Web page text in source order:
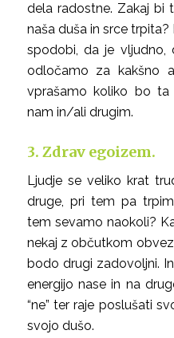
dela radostne. Zakaj bi
naša duša in srce
spodobi, da je vljudno,
odločamo za kakšno
vprašamo koliko bo ta
nam in/ali drugim.
3. Zdrav egoizem.
Ljudje se veliko krat
druge, pri tem pa
tem sevamo naokoli?
nekaj z občutkom
bodo drugi zadovoljni.
energijo nase in na
“ne” ter raje poslušati
svojo dušo.